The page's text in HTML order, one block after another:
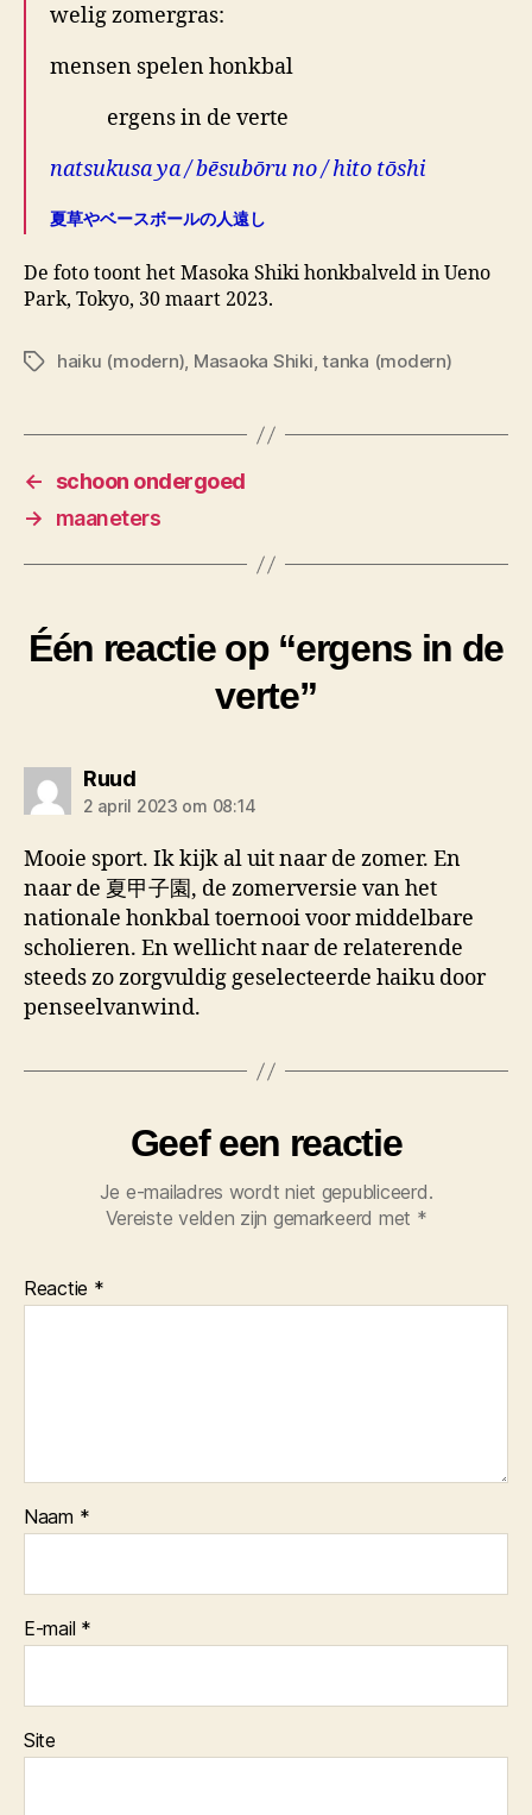
welig zomergras:
mensen spelen honkbal
ergens in de verte
natsukusa ya / bēsubōru no / hito tōshi
夏草やベースボールの人遠し
De foto toont het Masoka Shiki honkbalveld in Ueno
Park, Tokyo, 30 maart 2023.
Tagshaiku (modern), Masaoka Shiki,tanka (modern)
←
schoon ondergoed
→
maaneters
Één reactie op “ergens in de
verte”
Ruudzegt:
2 april 2023 om 08:14
Mooie sport. Ik kijk al uit naar de zomer. En
naar de 夏甲子園, de zomerversie van het
nationale honkbal toernooi voor middelbare
scholieren. En wellicht naar de relaterende
steeds zo zorgvuldig geselecteerde haiku door
penseelvanwind.
Geef een reactie
Je e-mailadres wordt niet gepubliceerd.
Vereiste velden zijn gemarkeerd met *
Reactie *
Naam *
E-mail *
Site